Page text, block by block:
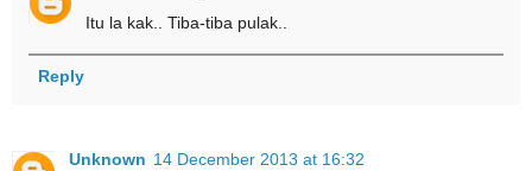
Itu la kak.. Tiba-tiba pulak..
Reply
Unknown 14 December 2013 at 16:32